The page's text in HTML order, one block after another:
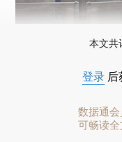
本文共
登录 后
数据通会
可畅读全